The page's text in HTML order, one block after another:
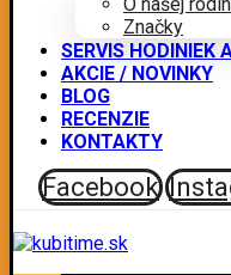
Značky
SERVIS HODINIEK
AKCIE / NOVINKY
BLOG
RECENZIE
KONTAKTY
Facebook